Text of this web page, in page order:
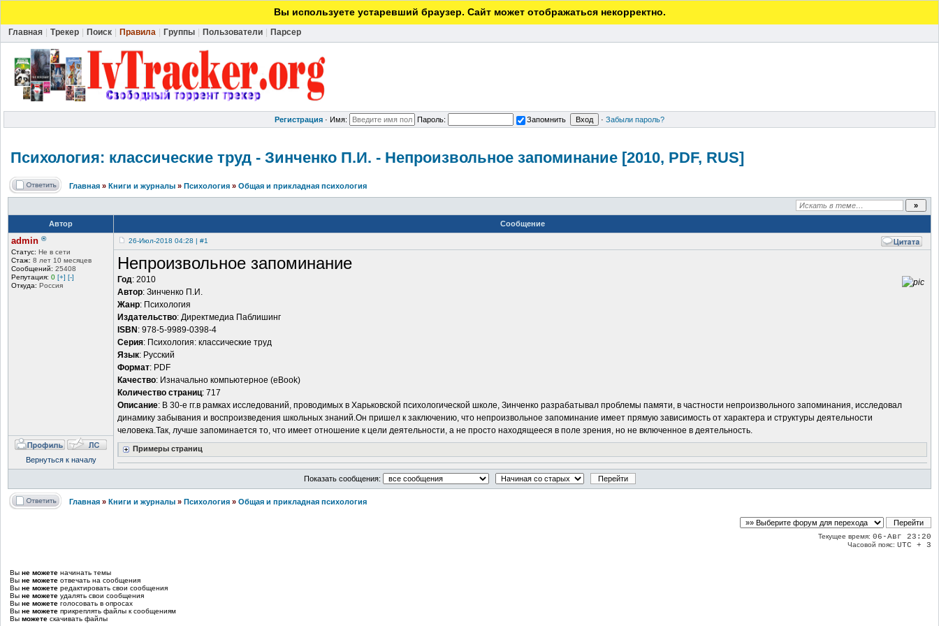
Вы используете устаревший браузер. Сайт может отображаться некорректно.
Главная Трекер Поиск Правила Группы Пользователи Парсер
Регистрация · Имя: Пароль: Запомнить · Забыли пароль?
Психология: классические труд - Зинченко П.И. - Непроизвольное запоминание [2010, PDF, RUS]
Главная » Книги и журналы » Психология » Общая и прикладная психология
Автор Сообщение
admin ®
Статус: Не в сети
Стаж: 8 лет 10 месяцев
Сообщений: 25408
Репутация: 0 [+] [-]
Откуда: Россия
26-Июл-2018 04:28 | #1
Непроизвольное запоминание
Год: 2010
Автор: Зинченко П.И.
Жанр: Психология
Издательство: Директмедиа Паблишинг
ISBN : 978-5-9989-0398-4
Серия: Психология: классические труд
Язык: Русский
Формат: PDF
Качество: Изначально компьютерное (eBook)
Количество страниц: 717
Описание: В 30-е гг.в рамках исследований, проводимых в Харьковской психологической школе, Зинченко разрабатывал проблемы памяти, в частности непроизвольного запоминания, исследовал
динамику забывания и воспроизведения школьных знаний.Он пришел к заключению, что непроизвольное запоминание имеет прямую зависимость от характера и структуры деятельности
человека.Так, лучше запоминается то, что имеет отношение к цели деятельности, а не просто находящееся в поле зрения, но не включенное в деятельность.
Примеры страниц
Вернуться к началу
Показать сообщения:
Главная » Книги и журналы » Психология » Общая и прикладная психология
Текущее время: 06-Авг 23:20
Часовой пояс: UTC + 3
Вы не можете начинать темы
Вы не можете отвечать на сообщения
Вы не можете редактировать свои сообщения
Вы не можете удалять свои сообщения
Вы не можете голосовать в опросах
Вы не можете прикреплять файлы к сообщениям
Вы можете скачивать файлы